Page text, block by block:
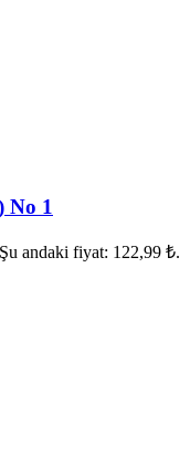
No 1
Şu andaki fiyat: 122,99 ₺.